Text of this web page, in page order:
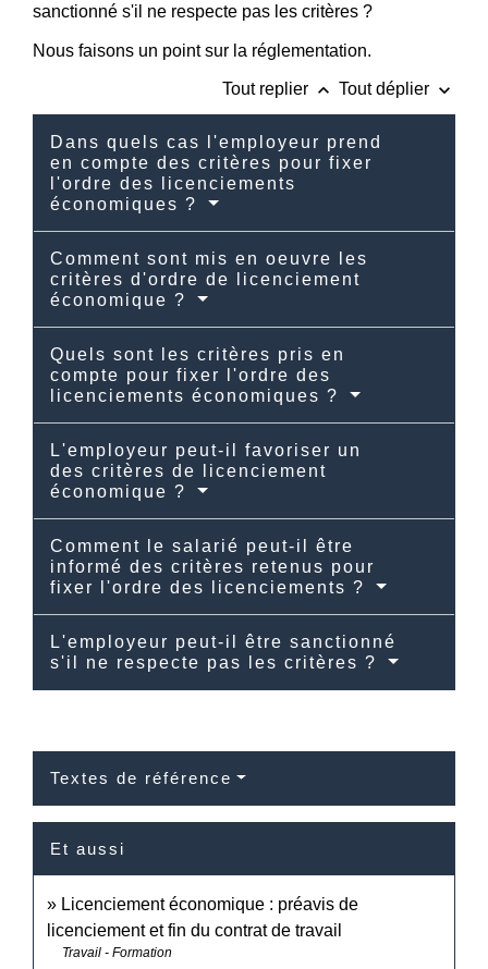
sanctionné s'il ne respecte pas les critères ?
Nous faisons un point sur la réglementation.
Tout replier keyboard_arrow_up Tout déplier keyboard_arrow_down
Dans quels cas l'employeur prend
en compte des critères pour fixer
l'ordre des licenciements
économiques ?
Comment sont mis en oeuvre les
critères d'ordre de licenciement
économique ?
Quels sont les critères pris en
compte pour fixer l'ordre des
licenciements économiques ?
L'employeur peut-il favoriser un
des critères de licenciement
économique ?
Comment le salarié peut-il être
informé des critères retenus pour
fixer l'ordre des licenciements ?
L'employeur peut-il être sanctionné
s'il ne respecte pas les critères ?
Textes de référence
Et aussi
Licenciement économique : préavis de
licenciement et fin du contrat de travail
Travail - Formation